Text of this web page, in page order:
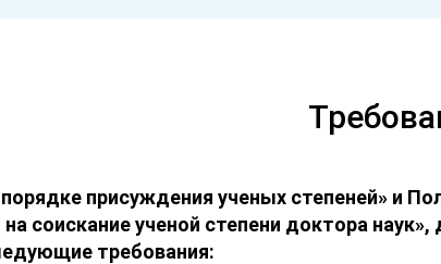
присуждения ученых степеней» и
соискание ученой степени доктора
требования: